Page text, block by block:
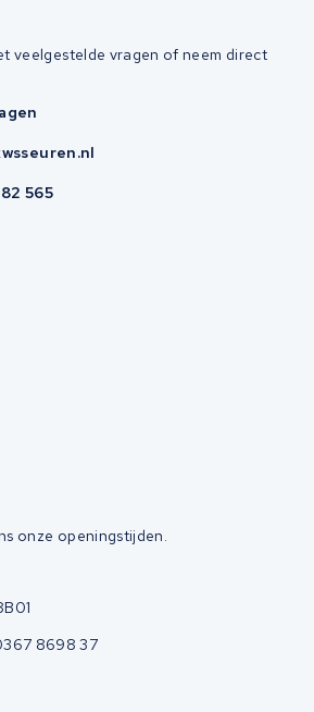
veelgestelde vragen of neem direct
565
onze openingstijden.
8698 37